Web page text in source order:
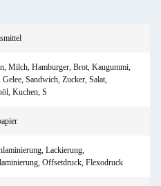
Milch, Hamburger, Brot, Kaugummi,
Gelee, Sandwich, Zucker, Salat,
Kuchen, S
Lackierung,
Offsetdruck, Flexodruck